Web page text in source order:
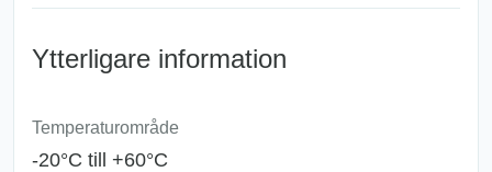
Ytterligare information
Temperaturområde
-20°C till +60°C